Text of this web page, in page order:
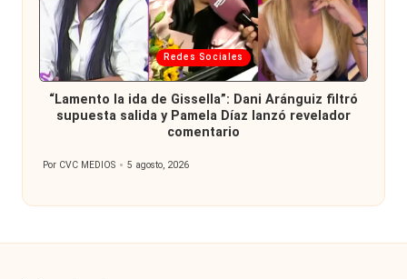
Publicada
en
Redes Sociales
“Lamento la ida de Gissella”: Dani Aránguiz filtró
supuesta salida y Pamela Díaz lanzó revelador
comentario
Publicado
Por CVC MEDIOS 5 agosto, 2026